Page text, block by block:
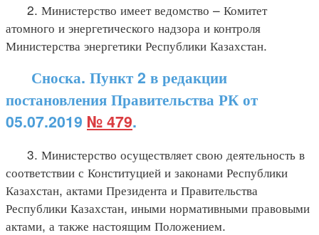
2. Министерство имеет ведомство – Комитет
атомного и энергетического надзора и контроля
Министерства энергетики Республики Казахстан.
Сноска. Пункт 2 в редакции
постановления Правительства РК от
05.07.2019 № 479.
3. Министерство осуществляет свою деятельность в
соответствии с Конституцией и законами Республики
Казахстан, актами Президента и Правительства
Республики Казахстан, иными нормативными правовыми
актами, а также настоящим Положением.